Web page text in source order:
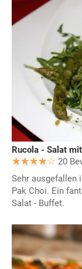
Rucola - Salat
20
Sehr ausgefallen
Pak Choi. Ein
Salat - Buffet.